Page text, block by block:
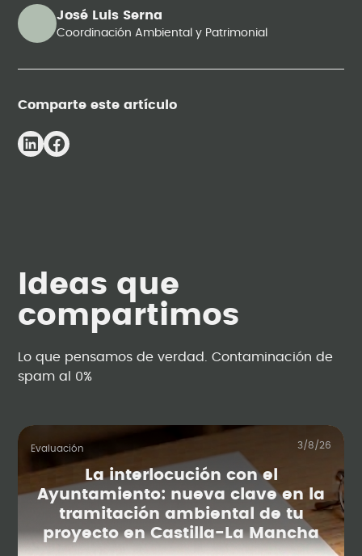
José Luis Serna
Coordinación Ambiental y Patrimonial
Comparte este artículo
Ideas que
compartimos
Lo que pensamos de verdad. Contaminación de
spam al 0%
Evaluación 3/8/26
La interlocución con el
Ayuntamiento: nueva clave en la
tramitación ambiental de tu
proyecto en Castilla-La Mancha